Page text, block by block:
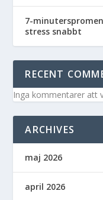
7-
stress snabbt
RECENT
Inga kommentarer att
ARCHIVES
maj 2026
april 2026